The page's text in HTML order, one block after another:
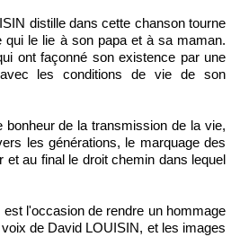
distille dans cette chanson tourne
qui le lie à son papa et à sa maman.
ont façonné son existence par une
les conditions de vie de son
bonheur de la transmission de la vie,
les générations, le marquage des
et au final le droit chemin dans lequel
l'occasion de rendre un hommage
de David LOUISIN, et les images